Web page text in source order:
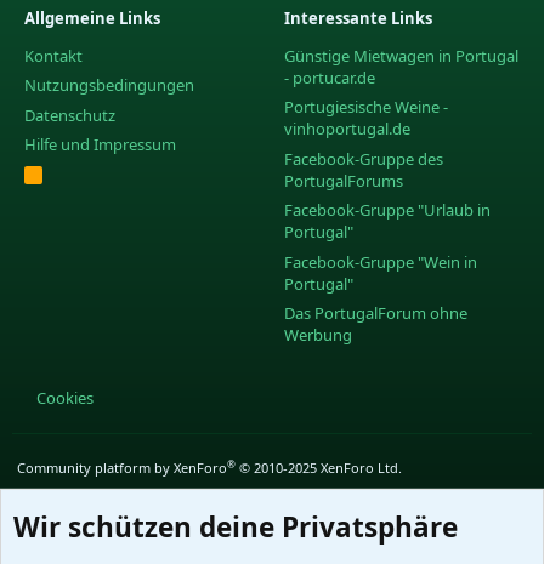
Allgemeine Links
Kontakt
Nutzungsbedingungen
Datenschutz
Hilfe und Impressum
R
S
Interessante Links
Günstige Mietwagen in Portugal
- portucar.de
Portugiesische Weine -
vinhoportugal.de
Facebook-Gruppe des
PortugalForums
Facebook-Gruppe "Urlaub in
Portugal"
Facebook-Gruppe "Wein in
Portugal"
Das PortugalForum ohne
Werbung
Cookies
Community platform by XenForo® © 2010-2025 XenForo Ltd.
Wir schützen deine Privatsphäre